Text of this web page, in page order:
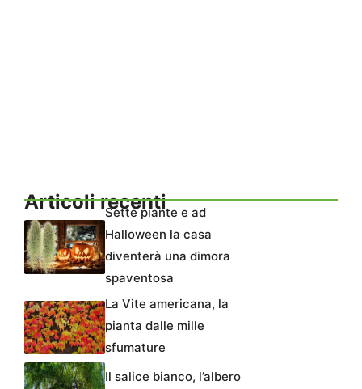
Articoli recenti
Sette piante e ad
Halloween la casa
diventerà una dimora
spaventosa
La Vite americana, la
pianta dalle mille
sfumature
Il salice bianco, l’albero